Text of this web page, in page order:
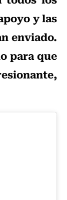
y las
enviado.
para que